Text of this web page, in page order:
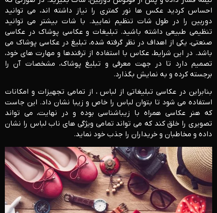
احساس کردید عکس ها نور کمتری را نیاز داشته اند، می توانید
دوربین را در طول شات تنظیم نمایید. با شات بیشتر می توانید
تنظیمی طبیعی داشته باشید. تبلیغات و عکاسی پوشاک در عکاسی
صنعتی، یکی از اهداف در نظر گرفته شده، تبلیغ در عکاسی پوشاک می
باشد. در این شرایط، عکاس با استفاده از ترفندها و مهارت های خود،
تصمیم دارد تا در جهت معرفی و تبلیغ پوشاک، مشخصات آن را
برجسته کرده و به نمایش بگذارد.
بنابراین در عکاسی تبلیغاتی از لباس ، از تمامی تجهیزات و امکانات
استفاده می شود تا بتوان لباس را خاص و زیبا نشان داد. این جاست
که هنر عکاسی همراه با زیباشناسی بوده و در نهایت، می تواند
تصویری را خلق کند که می تواند تمامی ویژگی های ناب لباس را نشان
داده و مخاطبان و خریداران را جذب خود نماید.